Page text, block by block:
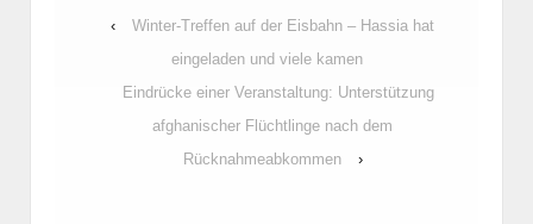
‹
Winter-Treffen auf der Eisbahn – Hassia hat
eingeladen und viele kamen
Eindrücke einer Veranstaltung: Unterstützung
afghanischer Flüchtlinge nach dem
Rücknahmeabkommen
›